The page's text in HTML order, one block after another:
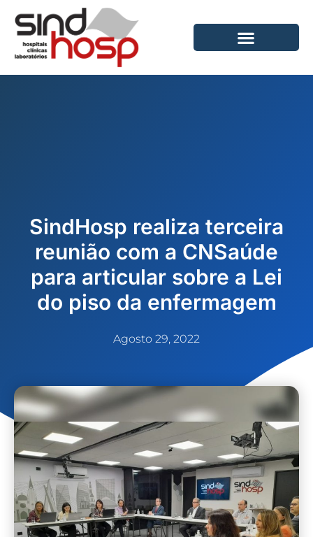
para
conteúdo
SindHosp realiza terceira
reunião com a CNSaúde
para articular sobre a Lei
do piso da enfermagem
Agosto 29, 2022